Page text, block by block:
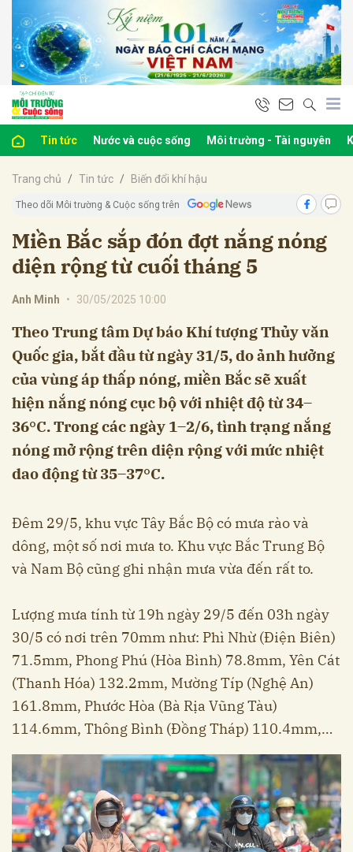
Tin tức Nước và cuộc sống Môi trường - Tài nguyên
Trang chủ Tin tức Biến đổi khí hậu
Theo dõi Môi trường & Cuộc sống trên
Miền Bắc sắp đón đợt nắng nóng
diện rộng từ cuối tháng 5
Anh Minh • 30/05/2025 10:00
Theo Trung tâm Dự báo Khí tượng Thủy văn
Quốc gia, bắt đầu từ ngày 31/5, do ảnh hưởng
của vùng áp thấp nóng, miền Bắc sẽ xuất
hiện nắng nóng cục bộ với nhiệt độ từ 34–
36°C. Trong các ngày 1–2/6, tình trạng nắng
nóng mở rộng trên diện rộng với mức nhiệt
dao động từ 35–37°C.
Đêm 29/5, khu vực Tây Bắc Bộ có mưa rào và
dông, một số nơi mưa to. Khu vực Bắc Trung Bộ
và Nam Bộ cũng ghi nhận mưa vừa đến rất to.
Lượng mưa tính từ 19h ngày 29/5 đến 03h ngày
30/5 có nơi trên 70mm như: Phì Nhừ (Điện Biên)
71.5mm, Phong Phú (Hòa Bình) 78.8mm, Yên Cát
(Thanh Hóa) 132.2mm, Mường Típ (Nghệ An)
161.8mm, Phước Hòa (Bà Rịa Vũng Tàu)
114.6mm, Thông Bình (Đồng Tháp) 110.4mm,…
luận